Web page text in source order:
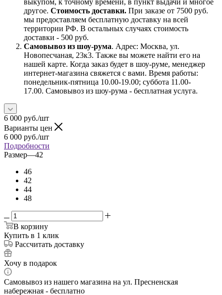
другое. Стоимость доставки. При заказе от 7500 руб.
мы предоставляем бесплатную доставку на всей
территории РФ. В остальных случаях стоимость
доставки - 500 руб.
Самовывоз из шоу-рума. Адрес: Москва, ул.
Новопесчаная, 23к3. Также вы можете найти его на
нашей карте. Когда заказ будет в шоу-руме, менеджер
интернет-магазина свяжется с вами. Время работы:
понедельник-пятница 10.00-19.00; суббота 11.00-
17.00. Самовывоз из шоу-рума - бесплатная услуга.
6 000 руб./шт
Варианты цен
6 000 руб./шт
Подробности
Размер—42
46
42
44
48
В корзину
Купить в 1 клик
Рассчитать доставку
Хочу в подарок
Самовывоз из нашего магазина на ул. Пресненская
набережная - бесплатно